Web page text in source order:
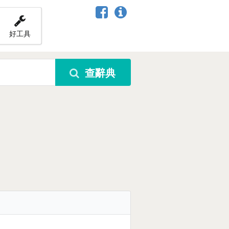
好工具
查辭典